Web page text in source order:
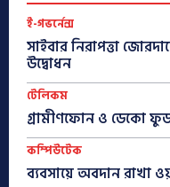
ই-গভর্নেন্স
সাইবার নিরাপত্তা
উদ্বোধন
টেলিকম
গ্রামীণফোন ও ডেকো
কম্পিউটেক
ব্যবসায়ে অবদান রাখা